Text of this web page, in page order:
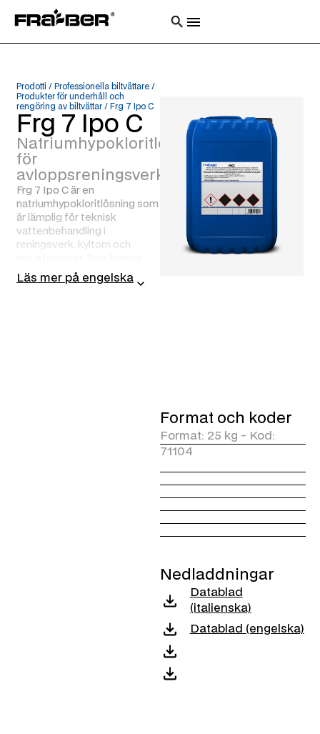
Prodotti / Professionella biltvättare/
Produkter för underhåll och
rengöring av biltvättar/ Frg 7 Ipo C
Frg 7 Ipo C
Natriumhypokloritlösning
för
avloppsreningsverk
Frg 7 Ipo C är en
natriumhypokloritlösning som
är lämplig för teknisk
vattenbehandling i
reningsverk, kyltorn och
oxidation av restsubstanser,
reducerar lukt och
Läs mer på engelska
Format och koder
Format: 25 kg - Kod:
71104
Nedladdningar
Datablad
(italienska)
Datablad (engelska)